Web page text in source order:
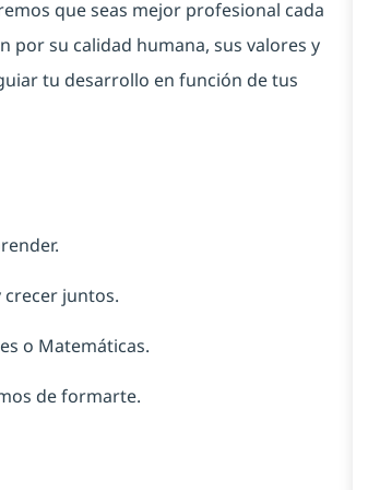
que seas mejor profesional cada
por su calidad humana, sus valores y
tu desarrollo en función de tus
juntos.
o Matemáticas.
de formarte.